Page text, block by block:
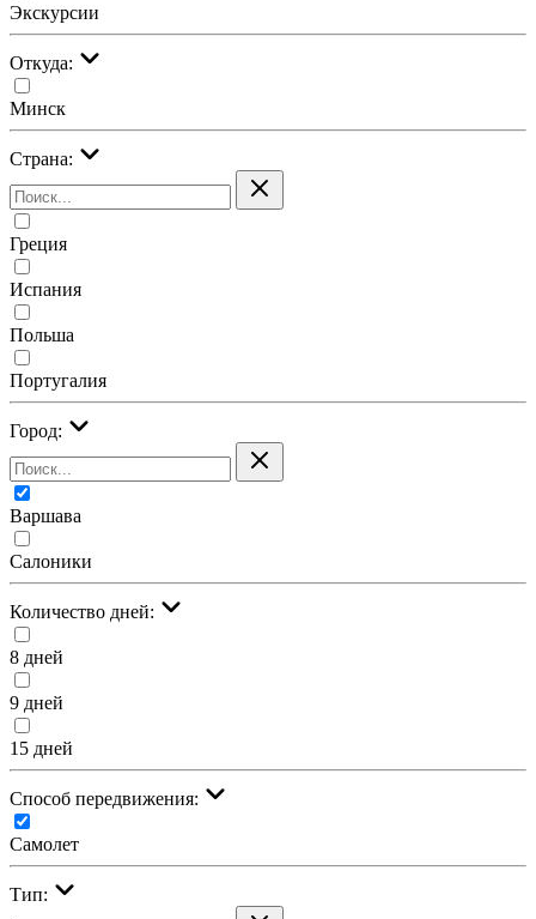
Экскурсии
Откуда:
Минск
Страна:
Греция
Испания
Польша
Португалия
Город:
Варшава
Салоники
Количество дней:
8 дней
9 дней
15 дней
Cпособ передвижения:
Самолет
Тип: